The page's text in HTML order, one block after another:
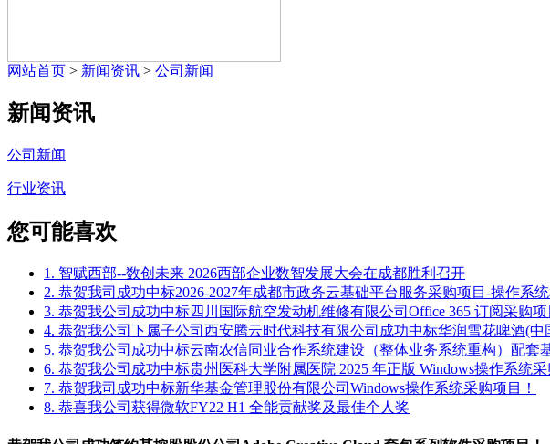
网站首页 > 新闻资讯 > 公司新闻
新闻资讯
公司新闻
行业资讯
您可能喜欢
1. 智赋西部--数创未来 2026西部企业数智发展大会在成都胜利召开
2. 恭贺我司成功中标2026-2027年成都市政务云基础平台服务采购项目-操作系
3. 恭贺我公司成功中标四川国际航空发动机维修有限公司Office 365 订阅采购项
4. 恭贺我公司下属子公司西安腾云时代科技有限公司成功中标华润雪花啤酒(
5. 恭贺我公司成功中标云南农信同业合作系统建设（整体业务系统重构）配
6. 恭贺我公司成功中标贵州医科大学附属医院 2025 年正版 Windows操作系统采
7. 恭贺我司成功中标新华基金管理股份有限公司Windows操作系统采购项目！
8. 恭喜我公司获得微软FY22 H1 全能贡献奖及最佳个人奖